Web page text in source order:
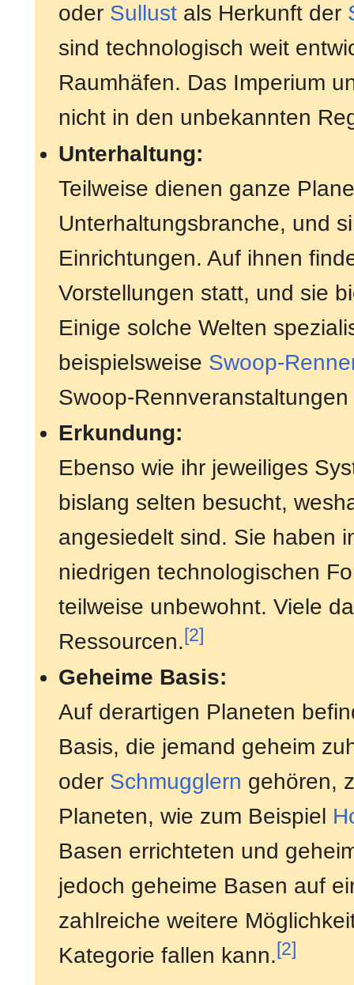
oder Sullust als Herkunft der
sind technologisch weit
Raumhäfen. Das Imperium
nicht in den unbekannten
Unterhaltung:
Teilweise dienen ganze
Unterhaltungsbranche, und
Einrichtungen. Auf ihnen
Vorstellungen statt, und sie
Einige solche Welten
beispielsweise Swoop-
Swoop-
Erkundung:
Ebenso wie ihr jeweiliges
bislang selten besucht,
angesiedelt sind. Sie haben
niedrigen technologischen
teilweise unbewohnt. Viele
Ressourcen.[2]
Geheime Basis:
Auf derartigen Planeten
Basis, die jemand geheim
oder Schmugglern gehören,
Planeten, wie zum Beispiel
Basen errichteten und
jedoch geheime Basen auf
zahlreiche weitere
Kategorie fallen kann.[2]